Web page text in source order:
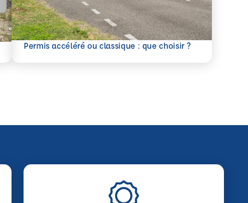
Permis accéléré ou classique : que choisir ?
En savoir plus